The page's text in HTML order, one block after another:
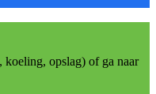
koeling, opslag) of ga naar